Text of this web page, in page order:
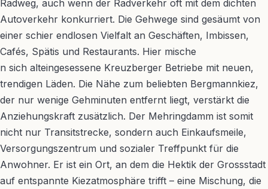
Radweg, auch wenn der Radverkehr oft mit dem dichten
Autoverkehr konkurriert. Die Gehwege sind gesäumt von
einer schier endlosen Vielfalt an Geschäften, Imbissen,
Cafés, Spätis und Restaurants. Hier mische
n sich alteingesessene Kreuzberger Betriebe mit neuen,
trendigen Läden. Die Nähe zum beliebten Bergmannkiez,
der nur wenige Gehminuten entfernt liegt, verstärkt die
Anziehungskraft zusätzlich. Der Mehringdamm ist somit
nicht nur Transitstrecke, sondern auch Einkaufsmeile,
Versorgungszentrum und sozialer Treffpunkt für die
Anwohner. Er ist ein Ort, an dem die Hektik der Grossstadt
auf entspannte Kiezatmosphäre trifft – eine Mischung, die